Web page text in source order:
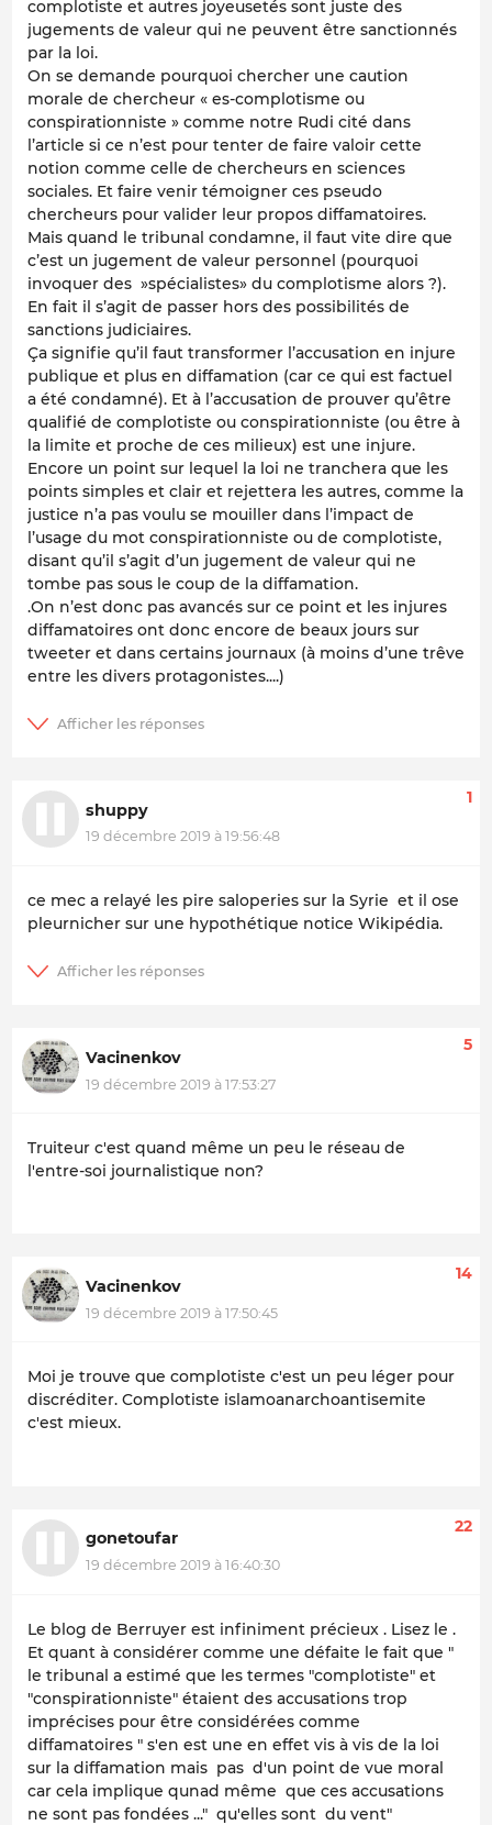
complotiste et autres joyeusetés sont juste des
jugements de valeur qui ne peuvent être sanctionnés
par la loi.
On se demande pourquoi chercher une caution
morale de chercheur « es-complotisme ou
conspirationniste » comme notre Rudi cité dans
l’article si ce n’est pour tenter de faire valoir cette
notion comme celle de chercheurs en sciences
sociales. Et faire venir témoigner ces pseudo
chercheurs pour valider leur propos diffamatoires.
Mais quand le tribunal condamne, il faut vite dire que
c’est un jugement de valeur personnel (pourquoi
invoquer des »spécialistes» du complotisme alors ?).
En fait il s’agit de passer hors des possibilités de
sanctions judiciaires.
Ça signifie qu’il faut transformer l’accusation en injure
publique et plus en diffamation (car ce qui est factuel
a été condamné). Et à l’accusation de prouver qu’être
qualifié de complotiste ou conspirationniste (ou être à
la limite et proche de ces milieux) est une injure.
Encore un point sur lequel la loi ne tranchera que les
points simples et clair et rejettera les autres, comme la
justice n’a pas voulu se mouiller dans l’impact de
l’usage du mot conspirationniste ou de complotiste,
disant qu’il s’agit d’un jugement de valeur qui ne
tombe pas sous le coup de la diffamation.
.On n’est donc pas avancés sur ce point et les injures
diffamatoires ont donc encore de beaux jours sur
tweeter et dans certains journaux (à moins d’une trêve
entre les divers protagonistes....)
shuppy
19 décembre 2019 à 19:56:48
1
ce mec a relayé les pire saloperies sur la Syrie et il ose
pleurnicher sur une hypothétique notice Wikipédia.
Vacinenkov
19 décembre 2019 à 17:53:27
5
Truiteur c'est quand même un peu le réseau de
l'entre-soi journalistique non?
Vacinenkov
19 décembre 2019 à 17:50:45
14
Moi je trouve que complotiste c'est un peu léger pour
discréditer. Complotiste islamoanarchoantisemite
c'est mieux.
gonetoufar
19 décembre 2019 à 16:40:30
22
Le blog de Berruyer est infiniment précieux . Lisez le .
Et quant à considérer comme une défaite le fait que "
le tribunal a estimé que les termes "complotiste" et
"conspirationniste" étaient des accusations trop
imprécises pour être considérées comme
diffamatoires " s'en est une en effet vis à vis de la loi
sur la diffamation mais pas d'un point de vue moral
car cela implique qunad même que ces accusations
ne sont pas fondées ..." qu'elles sont du vent"